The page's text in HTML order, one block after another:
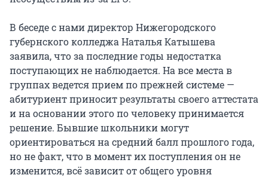
В беседе с нами директор Нижегородского
губернского колледжа Наталья Катышева
заявила, что за последние годы недостатка
поступающих не наблюдается. На все места в
группах ведется прием по прежней системе —
абитуриент приносит результаты своего аттестата
и на основании этого по человеку принимается
решение. Бывшие школьники могут
ориентироваться на средний балл прошлого года,
но не факт, что в момент их поступления он не
изменится, всё зависит от общего уровня